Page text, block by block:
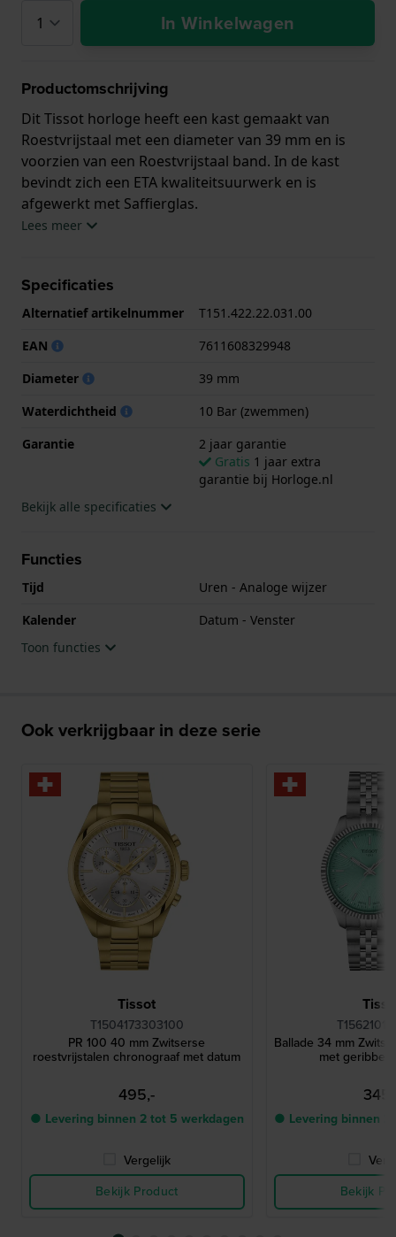
In Winkelwagen
Productomschrijving
Dit Tissot horloge heeft een kast gemaakt van
Roestvrijstaal met een diameter van 39 mm en is
voorzien van een Roestvrijstaal band. In de kast
bevindt zich een ETA kwaliteitsuurwerk en is
afgewerkt met Saffierglas.
horloge geleverd met 2 jaar garantie.
Lees meer
Specificaties
Alternatief artikelnummer
T151.422.22.031.00
EAN
7611608329948
Diameter
39 mm
Waterdichtheid
10 Bar (zwemmen)
Garantie
2 jaar garantie
Gratis 1 jaar extra
garantie bij Horloge.nl
Bekijk alle specificaties
Functies
Tijd
Uren - Analoge wijzer
Kalender
Datum - Venster
Toon functies
Ook verkrijgbaar in deze serie
Tissot
T1504173303100
PR 100 40 mm Zwitserse
roestvrijstalen chronograaf met datum
495,-
● Levering binnen 2 tot 5 werkdagen
Vergelijk
Bekijk Product
Ballade 34 mm
met
● Levering binnen
Bekijk